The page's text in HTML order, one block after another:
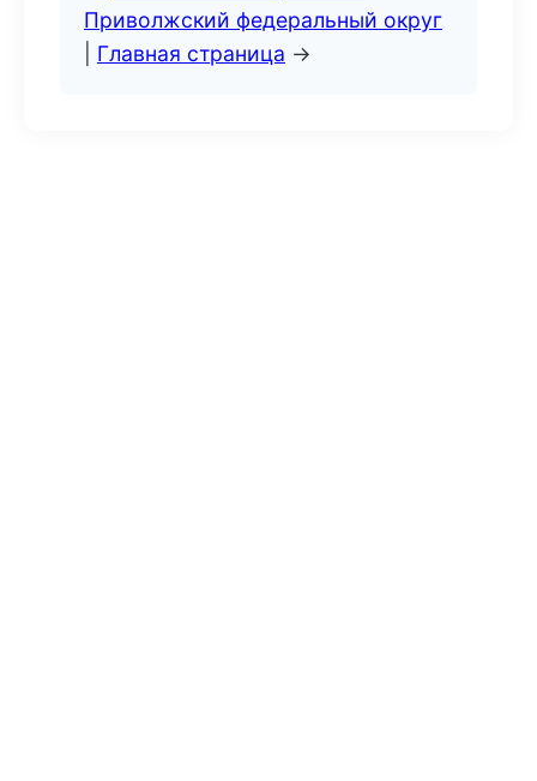
Приволжский федеральный округ
Главная страница →